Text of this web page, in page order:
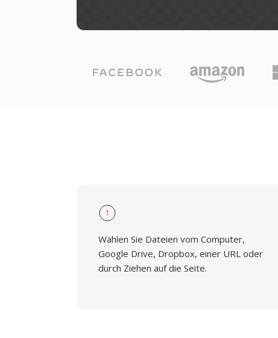
1
Wählen Sie Dateien vom Computer,
Google Drive, Dropbox, einer URL oder
durch Ziehen auf die Seite.